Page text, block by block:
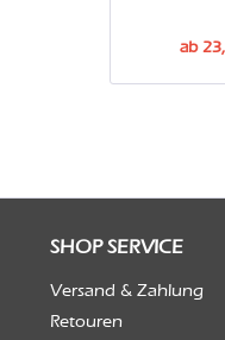
ab
SHOP SERVICE
Versand & Zahlung
Retouren